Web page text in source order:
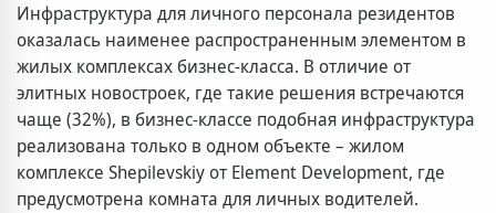
Инфраструктура для личного персонала резидентов
оказалась наименее распространенным элементом в
жилых комплексах бизнес-класса. В отличие от
элитных новостроек, где такие решения встречаются
чаще (32%), в бизнес-классе подобная инфраструктура
реализована только в одном объекте – жилом
комплексе Shepilevskiy от Element Development, где
предусмотрена комната для личных водителей.